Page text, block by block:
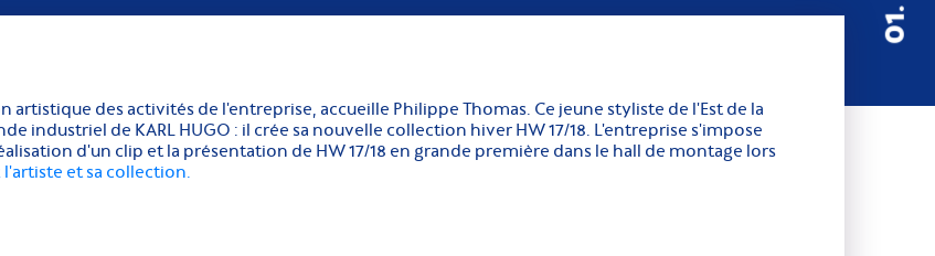
artistique des activités de l'entreprise, accueille Philippe Thomas. Ce jeune styliste de l'Est de la
industriel de KARL HUGO : il crée sa nouvelle collection hiver HW 17/18. L'entreprise s'impose
d'un clip et la présentation de HW 17/18 en grande première dans le hall de montage lors
l'artiste et sa collection.
01.